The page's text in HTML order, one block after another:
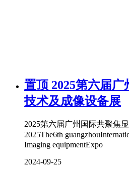
置顶 2025第六届
技术及成像设备展
2025第六届广州国际共聚焦
2025The6th
Imaging equipmentExpo
2024-09-25